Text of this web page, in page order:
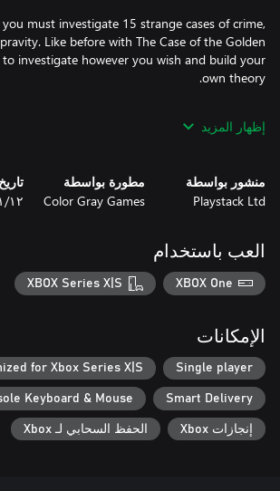
must investigate 15 strange cases of crime,
Like before with The Case of the Golden
investigate however you wish and build your
fax machines, parapsychology and TV
convicts, chat show hosts and corporate
will all have a role to play in the wider
own motives. Some will be carrying more than
agendas.
إظهار المزيد
منشور بواسطة
Playstack Ltd
مطورة بواسطة
Color Gray Games ١٢‏/١١‏/٢٠٢٤
العب باستخدام
XBOX One
XBOX Series X|S
الإمكانات
Single player
for Xbox Series X|S
Smart Delivery
Keyboard & Mouse
إنجازات Xbox الحفظ السحابي لـ Xbox